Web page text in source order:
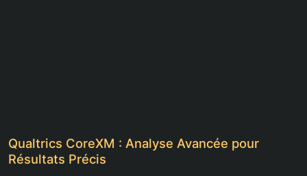
Qualtrics CoreXM : Analyse Avancée pour
Résultats Précis